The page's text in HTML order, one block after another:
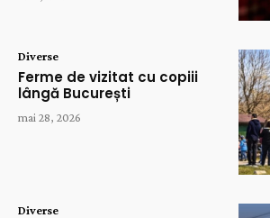
Diverse
Ferme de vizitat cu copiii
lângă București
mai 28, 2026
Diverse